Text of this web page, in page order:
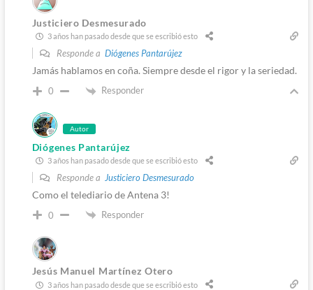
Justiciero Desmesurado
3 años han pasado desde que se escribió esto
Responde a Diógenes Pantarújez
Jamás hablamos en coña. Siempre desde el rigor y la seriedad.
0 Responder
Autor
Diógenes Pantarújez
3 años han pasado desde que se escribió esto
Responde a Justiciero Desmesurado
Como el telediario de Antena 3!
0 Responder
Jesús Manuel Martínez Otero
3 años han pasado desde que se escribió esto